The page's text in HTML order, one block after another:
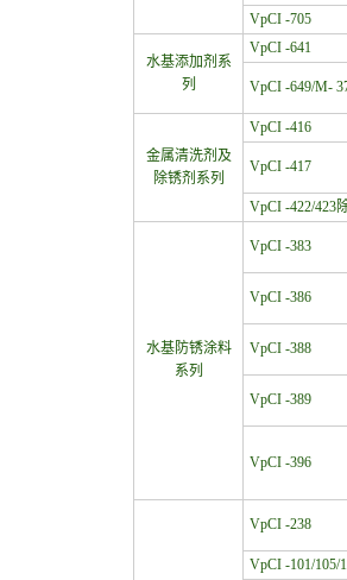
VpCI -705
水基添加剂系
列
VpCI -641
VpCI -649/M-
金属清洗剂及
除锈剂系列
VpCI -416
VpCI -417
VpCI -422/423
水基防锈涂料
系列
VpCI -383
VpCI -386
VpCI -388
VpCI -389
VpCI -396
VpCI -238
VpCI -101/105/